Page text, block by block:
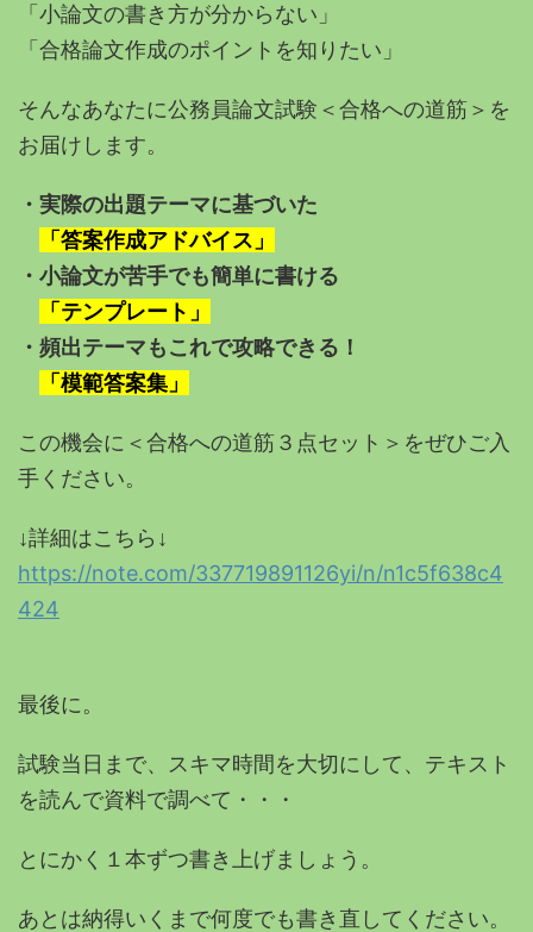
「小論文の書き方が分からない」
「合格論文作成のポイントを知りたい」
そんなあなたに公務員論文試験 ＜合格への道筋＞を
お届けします。
・実際の出題テーマに基づいた
「答案作成アドバイス」
・小論文が苦手でも簡単に書ける
「テンプレート」
・頻出テーマもこれで攻略できる！
「模範答案集」
この機会に＜合格への道筋３点セット＞をぜひご入
手ください。
↓詳細はこちら↓
https://note.com/337719891126yi/n/n1c5f638c4
424
最後に。
試験当日まで、スキマ時間を大切にして、テキスト
を読んで資料で調べて・・・
とにかく１本ずつ書き上げましょう。
あとは納得いくまで何度でも書き直してください。